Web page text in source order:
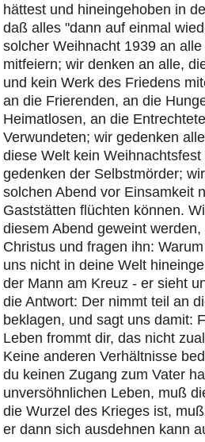
hättest und hineingehoben in
daß alles "dann auf einmal
solcher Weihnacht 1939 an
mitfeiern; wir denken an alle,
und kein Werk des Friedens
an die Frierenden, an die
Heimatlosen, an die
Verwundeten; wir gedenken
diese Welt kein
gedenken der Selbstmörder;
solchen Abend vor Einsamkeit
Gaststätten flüchten können.
diesem Abend geweint
Christus und fragen ihn:
uns nicht in deine Welt
der Mann am Kreuz - er sieht
die Antwort: Der nimmt teil an
beklagen, und sagt uns damit:
Leben frommt dir, das nicht
Keine anderen Verhältnisse
du keinen Zugang zum Vater
unversöhnlichen Leben, muß
die Wurzel des Krieges ist,
er dann sich ausdehnen kann